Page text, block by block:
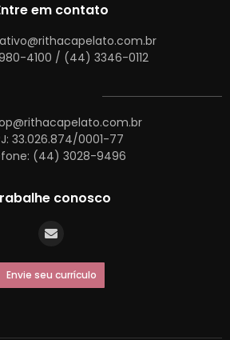
em contato
4100 / (44) 3346-0112
33.026.874/0001-77
(44) 3028-9496
conosco
Envie seu currículo